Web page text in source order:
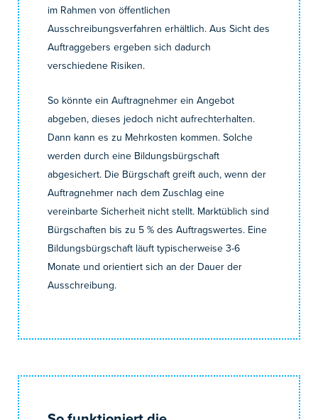
im Rahmen von öffentlichen
Ausschreibungsverfahren erhältlich. Aus Sicht des
Auftraggebers ergeben sich dadurch
verschiedene Risiken.
So könnte ein Auftragnehmer ein Angebot
abgeben, dieses jedoch nicht aufrechterhalten.
Dann kann es zu Mehrkosten kommen. Solche
werden durch eine Bildungsbürgschaft
abgesichert. Die Bürgschaft greift auch, wenn der
Auftragnehmer nach dem Zuschlag eine
vereinbarte Sicherheit nicht stellt. Marktüblich sind
Bürgschaften bis zu 5 % des Auftragswertes. Eine
Bildungsbürgschaft läuft typischerweise 3-6
Monate und orientiert sich an der Dauer der
Ausschreibung.